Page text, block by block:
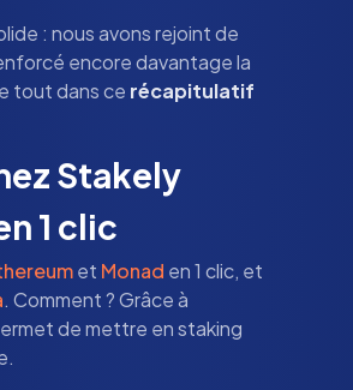
: nous avons rejoint de
encore davantage la
tout dans ce récapitulatif
Stakely
1 clic
et Monad en 1 clic, et
. Comment ? Grâce à
de mettre en staking